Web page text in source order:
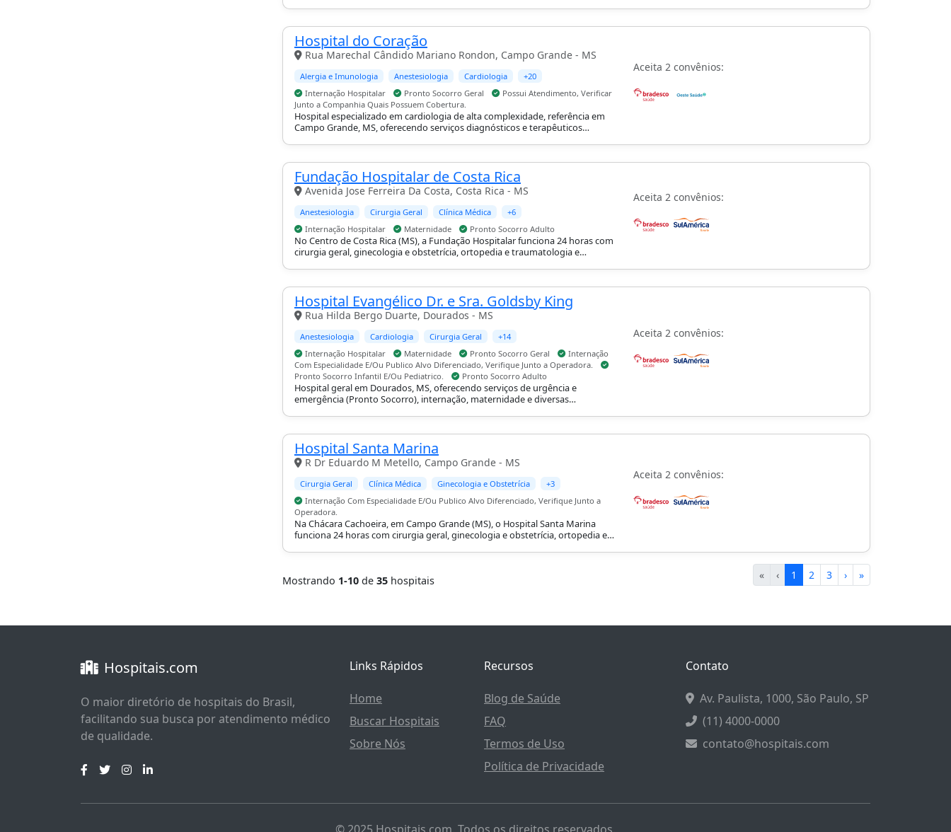
Hospital do Coração
Rua Marechal Cândido Mariano Rondon, Campo Grande - MS
Alergia e Imunologia Anestesiologia Cardiologia
+20
Internação Hospitalar
Pronto Socorro Geral
Possui Atendimento, Verificar
Junto a Companhia Quais Possuem Cobertura.
Hospital especializado em cardiologia de alta complexidade, referência em
Campo Grande, MS, oferecendo serviços diagnósticos e terapêuticos
Aceita 2 convênios:
Fundação Hospitalar de Costa Rica
Avenida Jose Ferreira Da Costa, Costa Rica - MS
Anestesiologia Cirurgia Geral Clínica Médica
+6
Internação Hospitalar
Maternidade Pronto Socorro Adulto
No Centro de Costa Rica (MS), a Fundação Hospitalar funciona 24 horas com
cirurgia geral, ginecologia e obstetrícia, ortopedia e traumatologia e
Aceita 2 convênios:
Hospital Evangélico Dr. e Sra. Goldsby King
Rua Hilda Bergo Duarte, Dourados - MS
Anestesiologia Cardiologia Cirurgia Geral
+14
Internação Hospitalar
Maternidade Pronto Socorro Geral
Internação
Com Especialidade E/Ou Publico Alvo Diferenciado, Verifique Junto a Operadora.
Pronto Socorro Infantil E/Ou Pediatrico.
Pronto Socorro Adulto
Hospital geral em Dourados, MS, oferecendo serviços de urgência e
emergência (Pronto Socorro), internação, maternidade e diversas
Aceita 2 convênios:
Hospital Santa Marina
R Dr Eduardo M Metello, Campo Grande - MS
Cirurgia Geral Clínica Médica Ginecologia e Obstetrícia
+3
Internação Com Especialidade E/Ou Publico Alvo Diferenciado, Verifique Junto a
Operadora.
Na Chácara Cachoeira, em Campo Grande (MS), o Hospital Santa Marina
funciona 24 horas com cirurgia geral, ginecologia e obstetrícia, ortopedia e
Aceita 2 convênios:
Mostrando 1-10 de 35 hospitais « ‹ 1 2 3 › »
Hospitais.com
O maior diretório de hospitais do Brasil,
facilitando sua busca por atendimento médico
de qualidade.
Links Rápidos
Home
Buscar Hospitais
Sobre Nós
Recursos
Blog de Saúde
FAQ
Termos de Uso
Política de Privacidade
Contato
Av. Paulista, 1000, São Paulo, SP
(11) 4000-0000
contato@hospitais.com